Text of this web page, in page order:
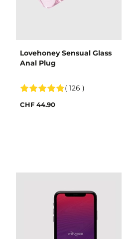
Lovehoney Sensual Glass
Anal Plug
( 126 )
CHF 44.90